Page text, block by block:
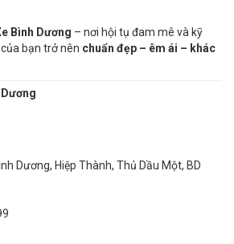
Bình Dương – nơi hội tụ đam mê và kỹ
bạn trở nên chuẩn đẹp – êm ái – khác
Dương, Hiệp Thành, Thủ Dầu Một, BD